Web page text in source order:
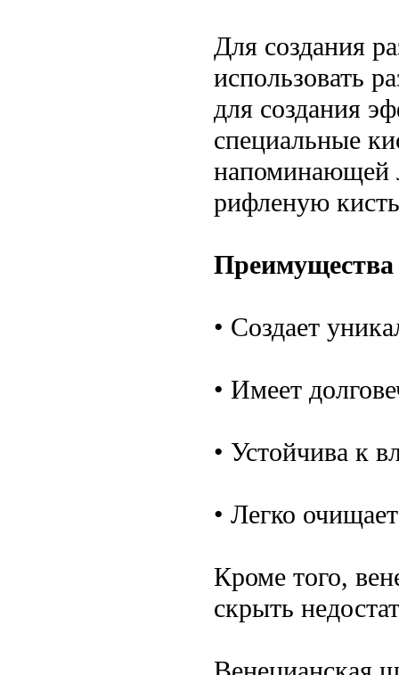
Для создания
использовать
для создания
специальные
напоминающей
рифленую
Преимущества
• Создает
• Имеет
• Устойчива к
• Легко
Кроме того,
скрыть